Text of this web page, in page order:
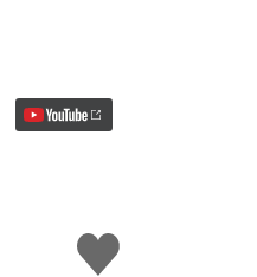
Curtir